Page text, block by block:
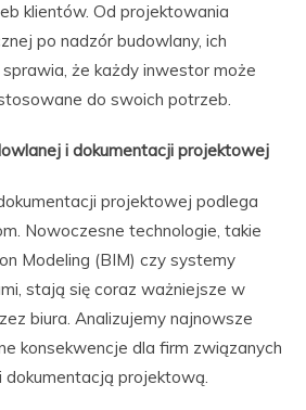
klientów. Od projektowania
po nadzór budowlany, ich
że każdy inwestor może
do swoich potrzeb.
i dokumentacji projektowej
projektowej podlega
Nowoczesne technologie, takie
Modeling (BIM) czy systemy
stają się coraz ważniejsze w
biura. Analizujemy najnowsze
konsekwencje dla firm związanych
dokumentacją projektową.